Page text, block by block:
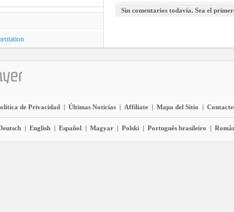
Sin comentarios todavía. Sea el
de Privacidad | Últimas Noticias | Affiliate | Mapa del Sitio |
| English | Español | Magyar | Polski | Português brasileiro |